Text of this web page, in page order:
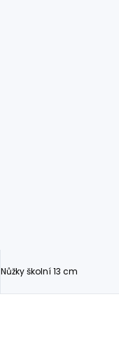
Nůžky školní 13 cm